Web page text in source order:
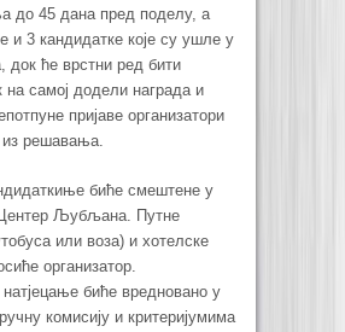
до 45 дана пред поделу, а
и 3 кандидатке које су ушле у
док ће врстни ред бити
на самој додели награда и
пријаве организатори
из решавања.
биће смештене у
Љубљана. Путне
или воза) и хотелске
организатор.
биће вредновано у
комисију и критеријумима